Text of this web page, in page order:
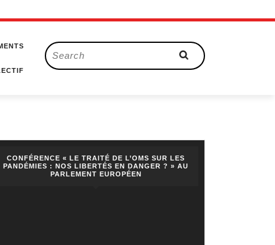
Search
for:
CONFÉRENCE « LE TRAITÉ DE L’OMS SUR LES
PANDÉMIES : NOS LIBERTÉS EN DANGER ? » AU
PARLEMENT EUROPÉEN